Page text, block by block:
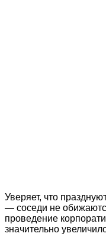
Уверяет, что
— соседи не
проведение
значительно